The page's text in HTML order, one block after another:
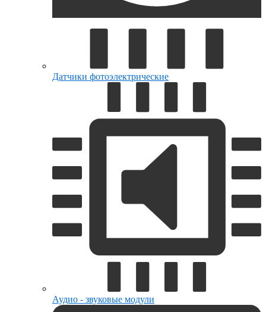
Датчики фотоэлектрические
Аудио - звуковые модули